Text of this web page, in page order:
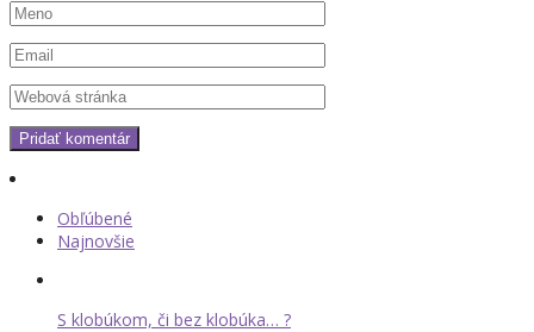
Obľúbené
Najnovšie
S klobúkom, či bez klobúka… ?